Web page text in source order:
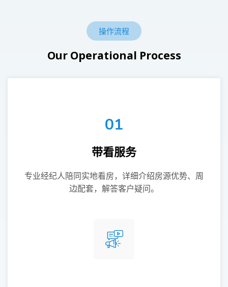
操作流程
Our Operational Process
01
带看服务
专业经纪人陪同实地看房，详细介绍房源优势、周
边配套，解答客户疑问。